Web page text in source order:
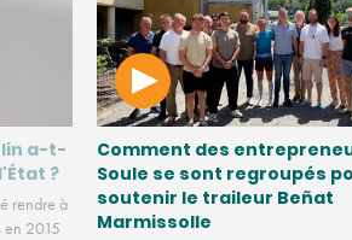
a-t-
?
rendre à
en 2015
Comment des
Soule se sont regroupés
soutenir le traileur Beñat
Marmissolle